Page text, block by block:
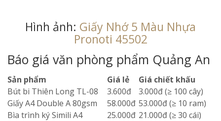
Hình ảnh: Giấy Nhớ 5 Màu Nhựa
Pronoti 45502
Báo giá văn phòng phẩm Quảng An
Sản phẩm Giá lẻ
Giá chiết khấu
Bút bi Thiên Long TL-08
3.600đ
3.000đ (≥ 100 cây)
Giấy A4 Double A 80gsm
58.000đ 53.000đ (≥ 10 ram)
Bìa trình ký Simili A4
25.000đ 21.000đ (≥ 30 cái)